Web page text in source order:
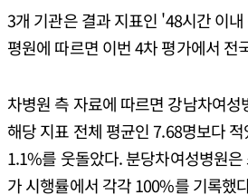
3개 기관은 결과 지표인 '48시간 이
평원에 따르면 이번 4차 평가에서
차병원 측 자료에 따르면 강남차여
해당 지표 전체 평균인 7.68명보다
1.1%를 웃돌았다. 분당차여성병원
가 시행률에서 각각 100%를 기록했